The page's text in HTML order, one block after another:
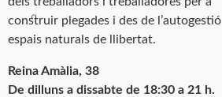
construir plegades i des de l’autogestió
espais naturals de llibertat.
Reina Amàlia, 38
De dilluns a dissabte de 18:30 a 21 h.